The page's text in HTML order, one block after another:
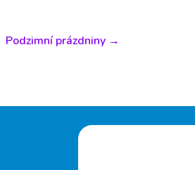
Podzimní prázdniny →